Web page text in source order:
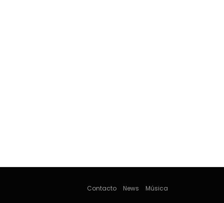
Contacto News Música